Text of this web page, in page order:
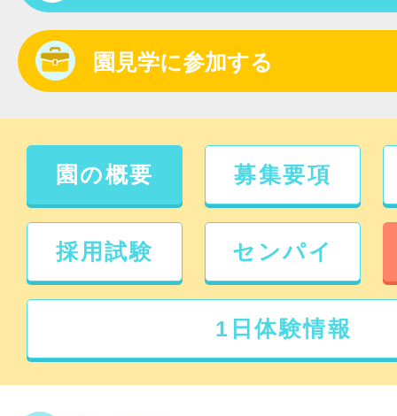
園見学に参加する
園の概要 募集要項
採用試験 センパイ
1日体験情報